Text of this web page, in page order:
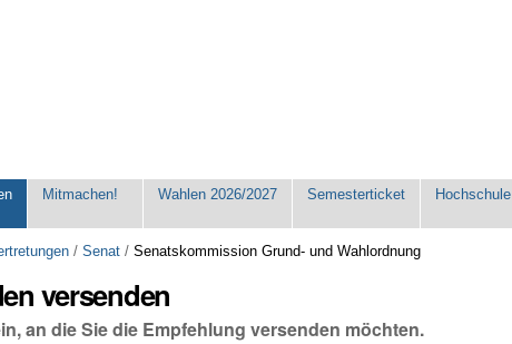
Mitmachen! Wahlen 2026/2027 Semesterticket Hochschule
/Senat /Senatskommission Grund- und Wahlordnung
versenden
an die Sie die Empfehlung versenden möchten.